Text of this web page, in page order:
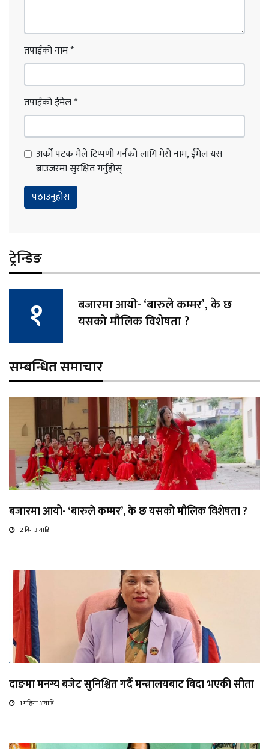
तपाईंको नाम*
तपाईंको ईमेल*
अर्को पटक मैले टिप्पणी गर्नको लागि मेरो नाम, ईमेल यस
ब्राउजरमा सुरक्षित गर्नुहोस्
ट्रेन्डिङ
बजारमा आयो- ‘बारुले कम्मर’, के छ
यसको मौलिक विशेषता ?
सम्बन्धित समाचार
बजारमा आयो- ‘बारुले कम्मर’, के छ यसको मौलिक विशेषता ?
2 दिन अगाडि
दाङमा मनग्य बजेट सुनिश्चित गर्दै मन्त्रालयबाट बिदा भएकी सीता
1 महिना अगाडि